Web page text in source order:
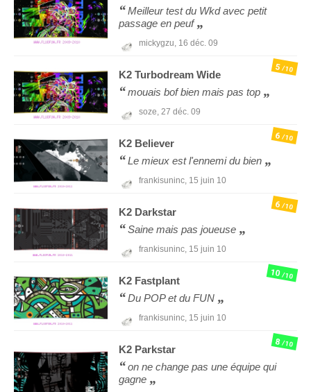
Meilleur test du Wkd avec petit
passage en peuf
mickygzu, 16 déc. 09
K2 Turbodream Wide
mouais bof bien mais pas top
soze, 27 déc. 09
5/10
K2 Believer
Le mieux est l'ennemi du bien
frankisuninc, 15 juin 10
6/10
K2 Darkstar
Saine mais pas joueuse
frankisuninc, 15 juin 10
6/10
K2 Fastplant
Du POP et du FUN
frankisuninc, 15 juin 10
10/10
K2 Parkstar
on ne change pas une équipe qui
gagne
8/10